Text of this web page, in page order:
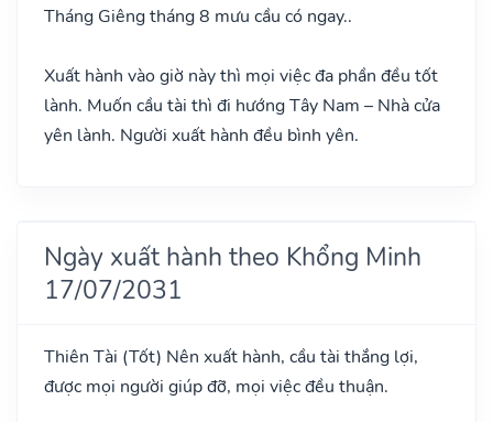
Tháng Giêng tháng 8 mưu cầu có ngay..
Xuất hành vào giờ này thì mọi việc đa phần đều tốt
lành. Muốn cầu tài thì đi hướng Tây Nam – Nhà cửa
yên lành. Người xuất hành đều bình yên.
Ngày xuất hành theo Khổng Minh
17/07/2031
Thiên Tài (Tốt) Nên xuất hành, cầu tài thắng lợi,
được mọi người giúp đỡ, mọi việc đều thuận.